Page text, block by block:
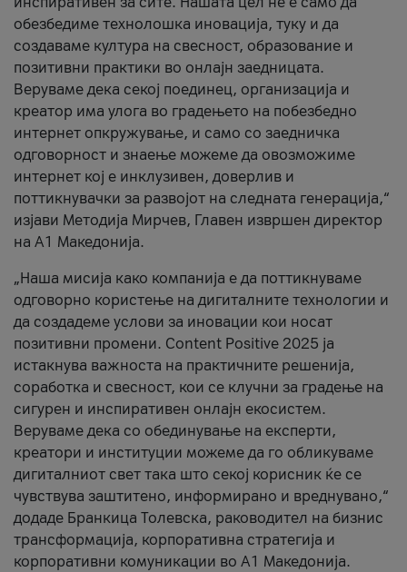
обезбедиме технолошка иновација, туку и да
создаваме култура на свесност, образование и
позитивни практики во онлајн заедницата.
Веруваме дека секој поединец, организација и
креатор има улога во градењето на побезбедно
интернет опкружување, и само со заедничка
одговорност и знаење можеме да овозможиме
интернет кој е инклузивен, доверлив и
поттикнувачки за развојот на следната генерација,“
изјави Методија Мирчев, Главен извршен директор
на А1 Македонија.
„Наша мисија како компанија е да поттикнуваме
одговорно користење на дигиталните технологии и
да создадеме услови за иновации кои носат
позитивни промени. Content Positive 2025 ја
истакнува важноста на практичните решенија,
соработка и свесност, кои се клучни за градење на
сигурен и инспиративен онлајн екосистем.
Веруваме дека со обединување на експерти,
креатори и институции можеме да го обликуваме
дигиталниот свет така што секој корисник ќе се
чувствува заштитено, информирано и вреднувано,“
додаде Бранкица Толевска, раководител на бизнис
трансформација, корпоративна стратегија и
корпоративни комуникации во А1 Македонија.